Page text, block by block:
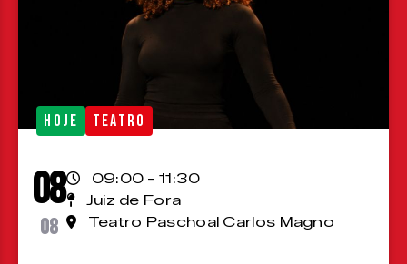
HOJE TEATRO
08
08
09:00 - 11:30
Juiz de Fora
Teatro Paschoal Carlos Magno